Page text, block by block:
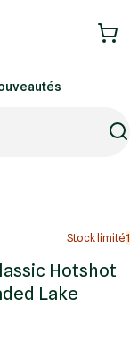
Stock limité1
Hotshot
Lake